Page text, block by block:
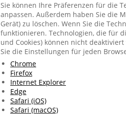
Sie können Ihre Präferenzen für die
anpassen. Außerdem haben Sie die
Gerät) zu löschen. Wenn Sie die
funktionieren. Technologien, die für
und Cookies) können nicht
Sie die Einstellungen für jeden
Chrome
Firefox
Internet Explorer
Edge
Safari (iOS)
Safari (macOS)